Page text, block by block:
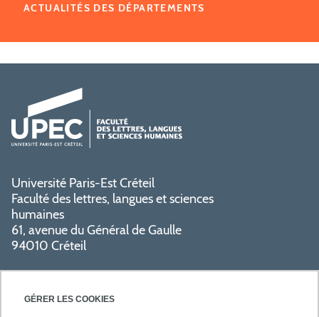
GÉRER LES COOKIES
ACTUALITÉS DES DÉPARTEMENTS
Université Paris-Est Créteil
Faculté des lettres, langues et sciences
humaines
61, avenue du Général de Gaulle
94010 Créteil